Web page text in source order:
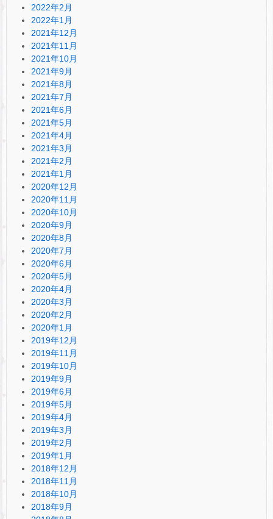
2022年2月
2022年1月
2021年12月
2021年11月
2021年10月
2021年9月
2021年8月
2021年7月
2021年6月
2021年5月
2021年4月
2021年3月
2021年2月
2021年1月
2020年12月
2020年11月
2020年10月
2020年9月
2020年8月
2020年7月
2020年6月
2020年5月
2020年4月
2020年3月
2020年2月
2020年1月
2019年12月
2019年11月
2019年10月
2019年9月
2019年6月
2019年5月
2019年4月
2019年3月
2019年2月
2019年1月
2018年12月
2018年11月
2018年10月
2018年9月